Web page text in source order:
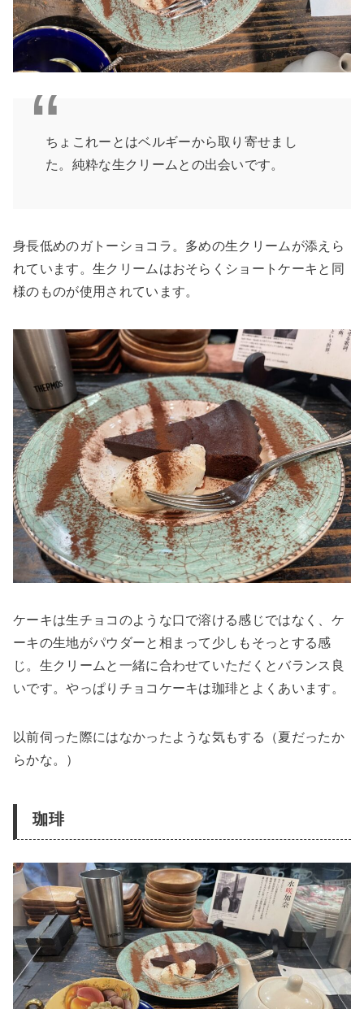
ちょこれーとはベルギーから取り寄せまし
た。純粋な生クリームとの出会いです。
身長低めのガトーショコラ。多めの生クリームが添えら
れています。生クリームはおそらくショートケーキと同
様のものが使用されています。
ケーキは生チョコのような口で溶ける感じではなく、ケ
ーキの生地がパウダーと相まって少しもそっとする感
じ。生クリームと一緒に合わせていただくとバランス良
いです。やっぱりチョコケーキは珈琲とよくあいます。
以前伺った際にはなかったような気もする（夏だったか
らかな。）
珈琲